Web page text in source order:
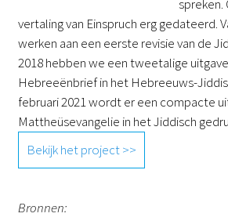
spreken.
vertaling van Einspruch erg gedateerd.
werken aan een eerste revisie van de
2018 hebben we een tweetalige
Hebreeënbrief in het Hebreeuws-
februari 2021 wordt er een compacte
Mattheüsevangelie in het Jiddisch
Bekijk het project >>
Bronnen: